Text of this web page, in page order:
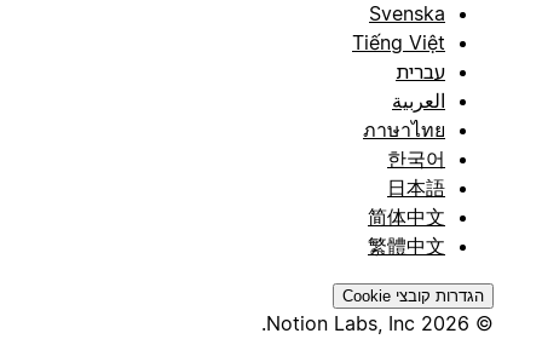
Svenska
Tiếng Việt
עברית
العربية
ภาษาไทย
한국어
日本語
简体中文
繁體中文
הגדרות קובצי Cookie